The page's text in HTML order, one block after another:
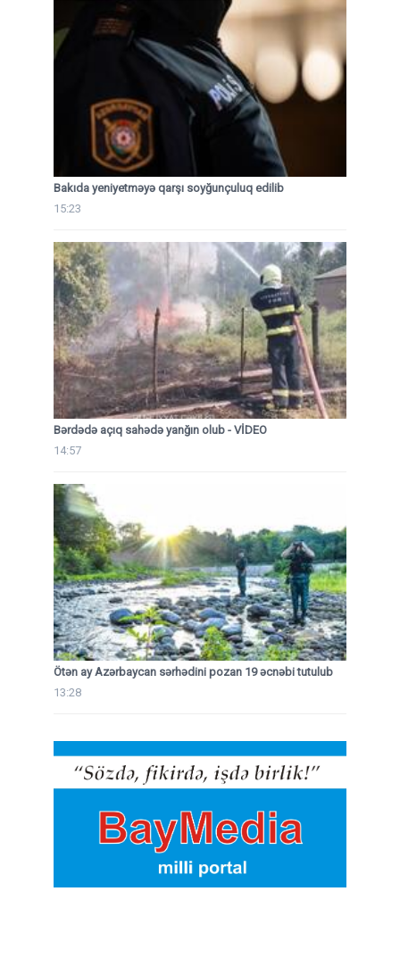
Bakıda yeniyetməyə qarşı soyğunçuluq edilib
15:23
Bərdədə açıq sahədə yanğın olub - VİDEO
14:57
Ötən ay Azərbaycan sərhədini pozan 19 əcnəbi tutulub
13:28